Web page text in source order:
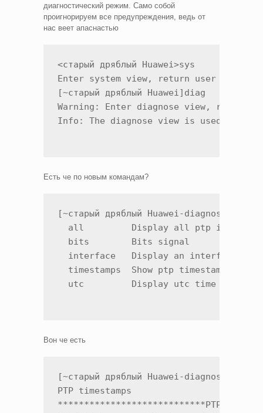
диагностический режим. Само собой
проигнорируем все предупреждения, ведь от
нас веет апаснастью
<старый дряблый Huawei>sys
Enter system view, return user view
[~старый дряблый Huawei]diag
Warning: Enter diagnose view, return
Info: The diagnose view is used to
Есть че по новым командам?
[~старый дряблый Huawei-
all         Display all ptp
  bits        Bits signal
interface   Display an interface
  timestamps  Show ptp timestamps
  utc         Display utc time
Вон че есть
[~старый дряблый Huawei-diagnose]dis
PTP timestamps
****************************PTP